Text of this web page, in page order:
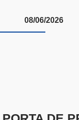
08/06/2026